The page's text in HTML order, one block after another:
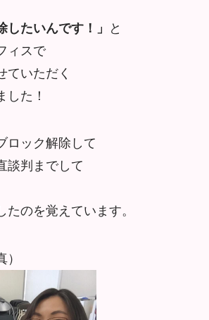
たいんです！」
と
ィスで
ていただく
した！
ロック解除して
談判までして
たのを覚えています。